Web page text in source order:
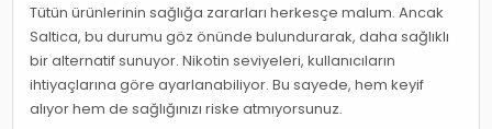
Tütün ürünlerinin sağlığa zararları herkesçe malum. Ancak
Saltica, bu durumu göz önünde bulundurarak, daha sağlıklı
bir alternatif sunuyor. Nikotin seviyeleri, kullanıcıların
ihtiyaçlarına göre ayarlanabiliyor. Bu sayede, hem keyif
alıyor hem de sağlığınızı riske atmıyorsunuz.